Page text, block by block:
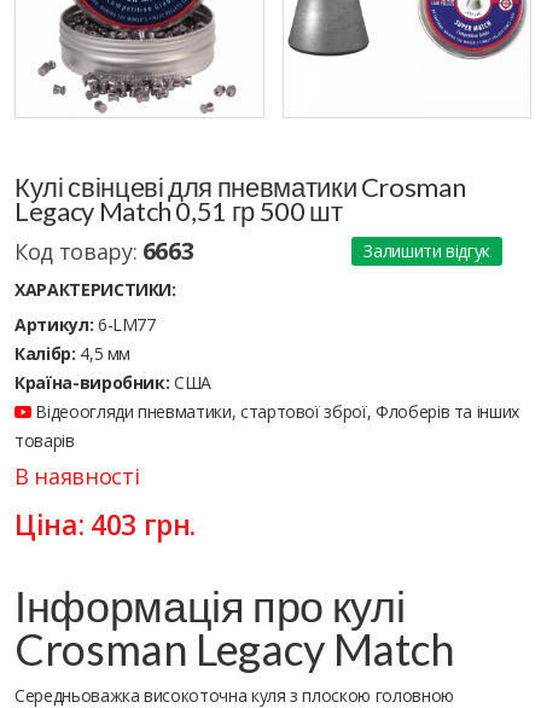
Кулі свінцеві для пневматики Crosman
Legacy Match 0,51 гр 500 шт
Код товару: 6663
Залишити відгук
ХАРАКТЕРИСТИКИ:
Артикул: 6-LM77
Калібр: 4,5 мм
Країна-виробник: США
Відеоогляди пневматики, стартової зброї, Флоберів та інших
товарів
В наявності
Ціна: 403 грн.
Інформація про кулі
Crosman Legacy Match
Середньоважка високоточна куля з плоскою головною